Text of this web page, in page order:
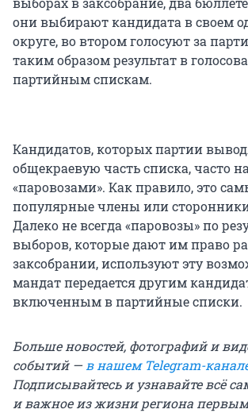
они выбирают кандидата в своем
округе, во втором голосуют за
таким образом результат в
партийным спискам.
Кандидатов, которых партии
общекраевую часть списка, часто
«паровозами». Как правило, это
популярные члены или
Далеко не всегда «паровозы» по
выборов, которые дают им право
заксобрании, используют эту
мандат передается другим
включенным в партийные списки.
Больше новостей, фотографий и
событий —в нашем Telegram-
Подписывайтесь и узнавайте всё
и важное из жизни региона